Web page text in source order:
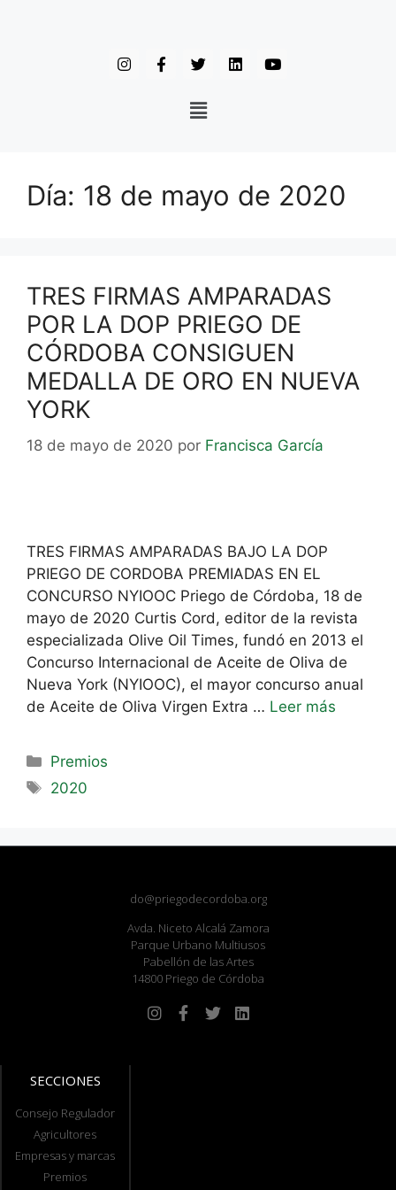
Día: 18 de mayo de 2020
TRES FIRMAS AMPARADAS
POR LA DOP PRIEGO DE
CÓRDOBA CONSIGUEN
MEDALLA DE ORO EN NUEVA
YORK
18 de mayo de 2020 por Francisca García
TRES FIRMAS AMPARADAS BAJO LA DOP
PRIEGO DE CORDOBA PREMIADAS EN EL
CONCURSO NYIOOC Priego de Córdoba, 18 de
mayo de 2020 Curtis Cord, editor de la revista
especializada Olive Oil Times, fundó en 2013 el
Concurso Internacional de Aceite de Oliva de
Nueva York (NYIOOC), el mayor concurso anual
de Aceite de Oliva Virgen Extra … Leer más
Premios
2020
do@priegodecordoba.org
Avda. Niceto Alcalá Zamora
Parque Urbano Multiusos
Pabellón de las Artes
14800 Priego de Córdoba
SECCIONES
Consejo Regulador
Agricultores
Empresas y marcas
Premios